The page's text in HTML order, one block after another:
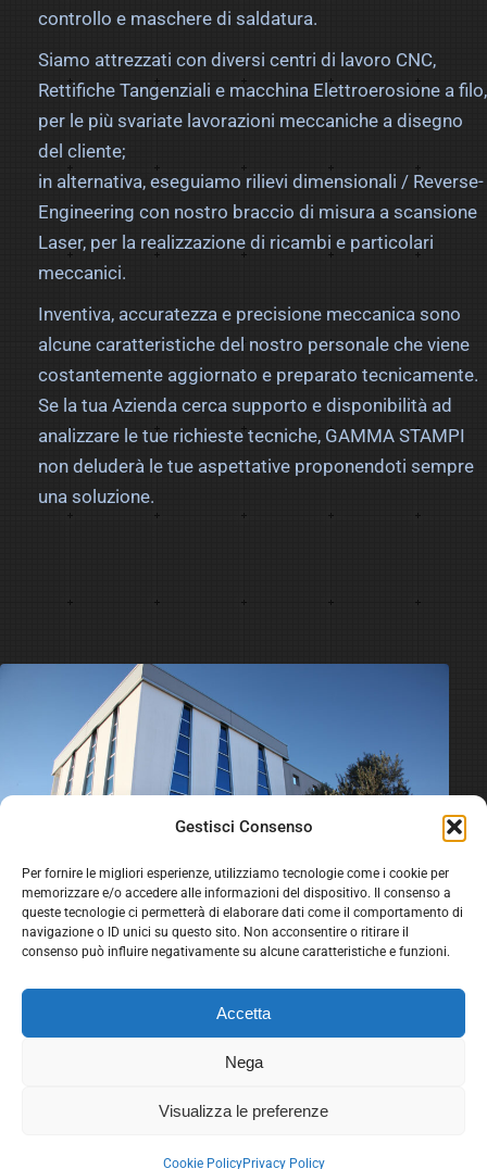
Gestisci Consenso
Per fornire le migliori esperienze, utilizziamo tecnologie come i cookie per
memorizzare e/o accedere alle informazioni del dispositivo. Il consenso a
queste tecnologie ci permetterà di elaborare dati come il comportamento di
navigazione o ID unici su questo sito. Non acconsentire o ritirare il
consenso può influire negativamente su alcune caratteristiche e funzioni.
Accetta
Nega
Visualizza le preferenze
Cookie PolicyPrivacy Policy
controllo e maschere di saldatura.
Siamo attrezzati con diversi centri di lavoro CNC,
Rettifiche Tangenziali e macchina Elettroerosione a filo,
per le più svariate lavorazioni meccaniche a disegno
del cliente;
in alternativa, eseguiamo rilievi dimensionali / Reverse-
Engineering con nostro braccio di misura a scansione
Laser, per la realizzazione di ricambi e particolari
meccanici.
Inventiva, accuratezza e precisione meccanica sono
alcune caratteristiche del nostro personale che viene
costantemente aggiornato e preparato tecnicamente.
Se la tua Azienda cerca supporto e disponibilità ad
analizzare le tue richieste tecniche, GAMMA STAMPI
non deluderà le tue aspettative proponendoti sempre
una soluzione.